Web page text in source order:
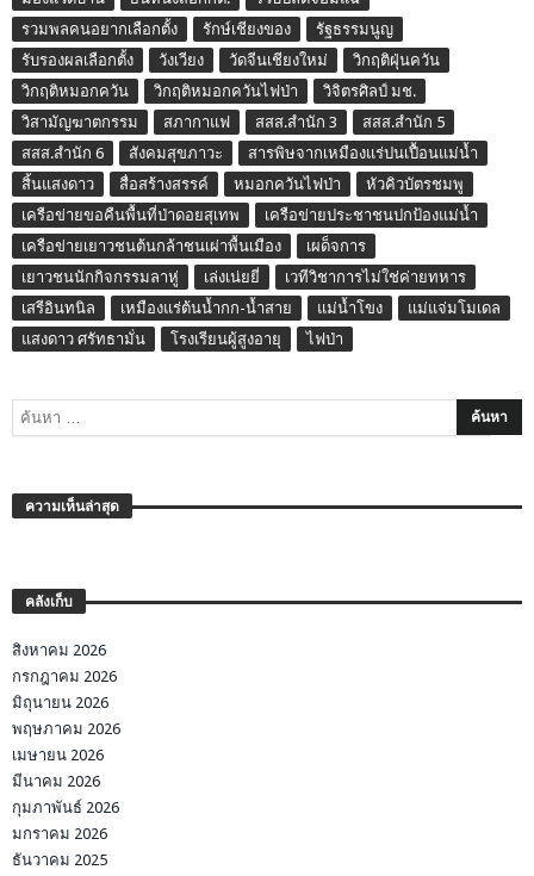
รวมพลคนอยากเลือกตั้ง
รักษ์เชียงของ
รัฐธรรมนูญ
รับรองผลเลือกตั้ง
วังเวียง วัดจีนเชียงใหม่
วิกฤติฝุ่นควัน
วิกฤติหมอกควัน
วิกฤติหมอกควันไฟป่า
วิจิตรศิลป์ มช.
วิสามัญฆาตกรรม
สภากาแฟ สสส.สำนัก 3
สสส.สำนัก 5
สสส.สำนัก 6
สังคมสุขภาวะ
สารพิษจากเหมืองแร่ปนเปื้อนแม่น้ำ
สิ้นแสงดาว
สื่อสร้างสรรค์ หมอกควันไฟป่า
หัวคิวบัตรชมพู
เครือข่ายขอคืนพื้นที่ป่าดอยสุเทพ
เครือข่ายประชาชนปกป้องแม่น้ำ
เครือข่ายเยาวชนต้นกล้าชนเผ่าพื้นเมือง
เผด็จการ
เยาวชนนักกิจกรรมลาหู่
เล่งเน่ยยี่
เวทีวิชาการไม่ใช่ค่ายทหาร
เสรีอินทนิล
เหมืองแร่ต้นน้ำกก-น้ำสาย แม่น้ำโขง
แม่แจ่มโมเดล
แสงดาว ศรัทธามั่น
โรงเรียนผู้สูงอายุ ไฟป่า
ความเห็นล่าสุด
คลังเก็บ
สิงหาคม 2026
กรกฎาคม 2026
มิถุนายน 2026
พฤษภาคม 2026
เมษายน 2026
มีนาคม 2026
กุมภาพันธ์ 2026
มกราคม 2026
ธันวาคม 2025